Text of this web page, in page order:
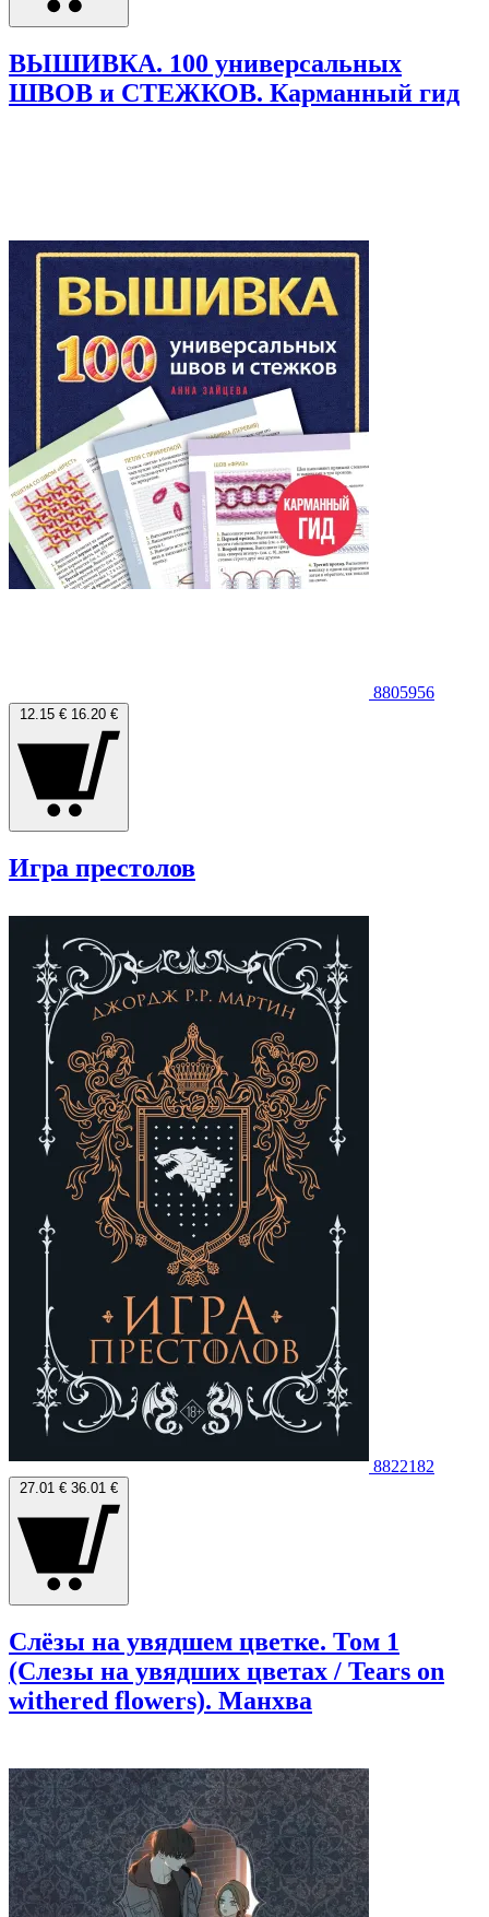
ВЫШИВКА. 100 универсальных
ШВОВ и СТЕЖКОВ. Карманный гид
8805956
12.15 € 16.20 €
Игра престолов
8822182
27.01 € 36.01 €
Слёзы на увядшем цветке. Том 1
(Слезы на увядших цветах / Tears on
withered flowers). Манхва